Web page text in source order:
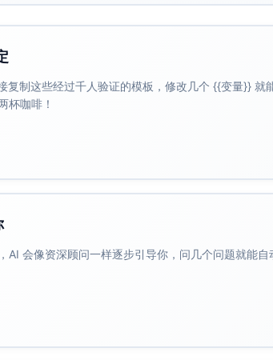
尤其是在客户关系管理和个性化营销上表现突出。
，推荐使用
面，HubSpot Marketing Hub是强有力的解决方案。
数据驱动、精准高效。
复制这些经过千人验证的模板，修改几个 {{变量}} 就
杯咖啡！
AI 会像资深顾问一样逐步引导你，问几个问题就能自